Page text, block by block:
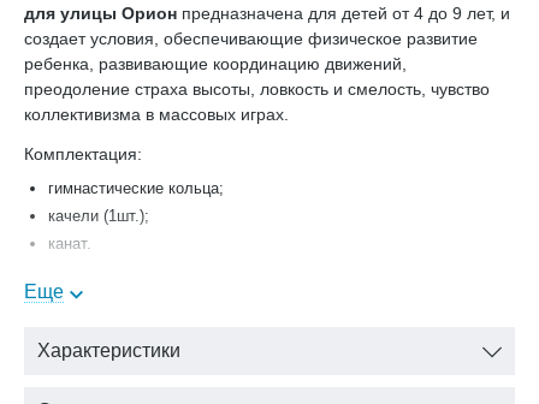
для улицы Орион предназначена для детей от 4 до 9 лет, и
создает условия, обеспечивающие физическое развитие
ребенка, развивающие координацию движений,
преодоление страха высоты, ловкость и смелость, чувство
коллективизма в массовых играх.
Комплектация:
гимнастические кольца;
качели (1шт.);
канат.
высота 2,3м.
Еще
Характеристики